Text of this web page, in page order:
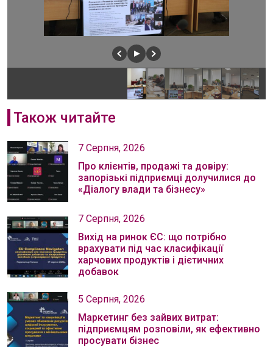
Також читайте
7 Серпня, 2026
Про клієнтів, продажі та довіру:
запорізькі підприємці долучилися до
«Діалогу влади та бізнесу»
7 Серпня, 2026
Вихід на ринок ЄС: що потрібно
врахувати під час класифікації
харчових продуктів і дієтичних
добавок
5 Серпня, 2026
Маркетинг без зайвих витрат:
підприємцям розповіли, як ефективно
просувати бізнес